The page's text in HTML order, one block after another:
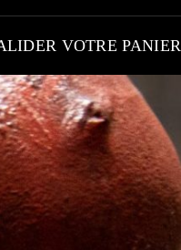
VOTRE PANIER